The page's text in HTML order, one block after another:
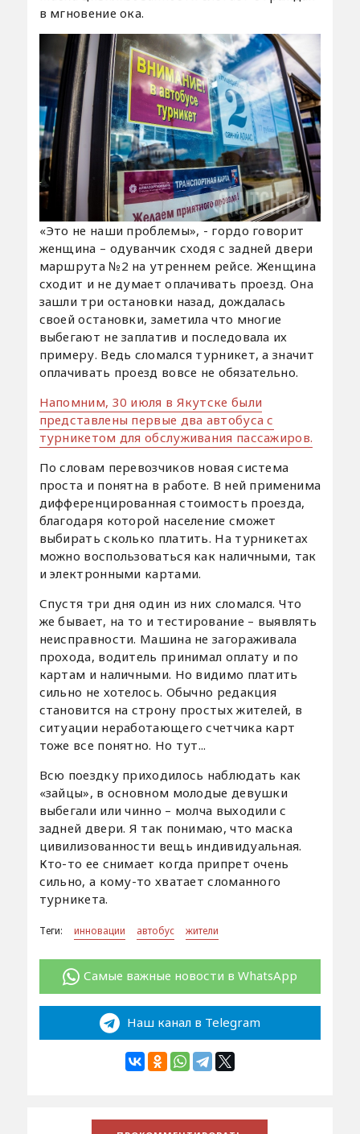
в мгновение ока.
«Это не наши проблемы», - гордо говорит
женщина – одуванчик сходя с задней двери
маршрута №2 на утреннем рейсе. Женщина
сходит и не думает оплачивать проезд. Она
зашли три остановки назад, дождалась
своей остановки, заметила что многие
выбегают не заплатив и последовала их
примеру. Ведь сломался турникет, а значит
оплачивать проезд вовсе не обязательно.
Напомним, 30 июля в Якутске были
представлены первые два автобуса с
турникетом для обслуживания пассажиров.
По словам перевозчиков новая система
проста и понятна в работе. В ней применима
дифференцированная стоимость проезда,
благодаря которой население сможет
выбирать сколько платить. На турникетах
можно воспользоваться как наличными, так
и электронными картами.
Спустя три дня один из них сломался. Что
же бывает, на то и тестирование – выявлять
неисправности. Машина не загораживала
прохода, водитель принимал оплату и по
картам и наличными. Но видимо платить
сильно не хотелось. Обычно редакция
становится на строну простых жителей, в
ситуации неработающего счетчика карт
тоже все понятно. Но тут...
Всю поездку приходилось наблюдать как
«зайцы», в основном молодые девушки
выбегали или чинно – молча выходили с
задней двери. Я так понимаю, что маска
цивилизованности вещь индивидуальная.
Кто-то ее снимает когда припрет очень
сильно, а кому-то хватает сломанного
турникета.
Теги: инновации автобус жители
Самые важные новости в WhatsApp
Наш канал в Telegram